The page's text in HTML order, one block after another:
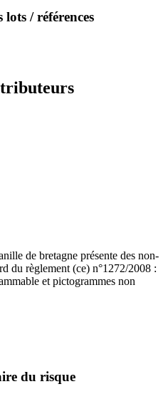
/ références
de bretagne présente des non-
du règlement (ce) n°1272/2008 :
et pictogrammes non
du risque